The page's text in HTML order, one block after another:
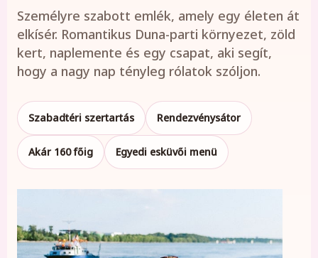
Személyre szabott emlék, amely egy életen át
elkísér. Romantikus Duna-parti környezet, zöld
kert, naplemente és egy csapat, aki segít,
hogy a nagy nap tényleg rólatok szóljon.
Szabadtéri szertartás Rendezvénysátor
Akár 160 főig Egyedi esküvői menü